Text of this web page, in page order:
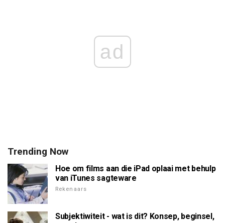
ad
Trending Now
Hoe om films aan die iPad oplaai met behulp
van iTunes sagteware
Rekenaars
Subjektiwiteit - wat is dit? Konsep, beginsel,